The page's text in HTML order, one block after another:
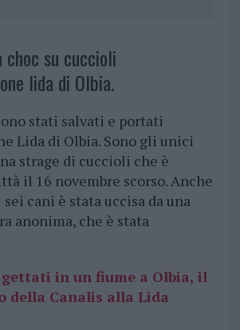
choc su cuccioli
lida di Olbia.
stati salvati e portati
Lida di Olbia. Sono gli unici
strage di cuccioli che è
il 16 novembre scorso. Anche
cani è stata uccisa da una
anonima, che è stata
in un fiume a Olbia, il
della Canalis alla Lida